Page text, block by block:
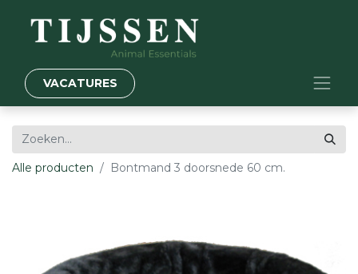
VACATURES
Alle producten Bontmand 3 doorsnede 60 cm.